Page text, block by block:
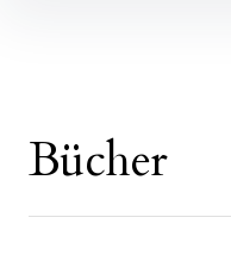
Bücher